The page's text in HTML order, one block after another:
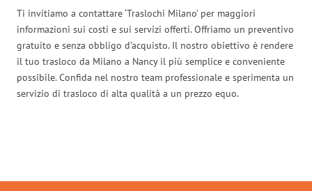
Ti invitiamo a contattare ‘Traslochi Milano’ per maggiori
informazioni sui costi e sui servizi offerti. Offriamo un preventivo
gratuito e senza obbligo d’acquisto. Il nostro obiettivo è rendere
il tuo trasloco da Milano a Nancy il più semplice e conveniente
possibile. Confida nel nostro team professionale e sperimenta un
servizio di trasloco di alta qualità a un prezzo equo.